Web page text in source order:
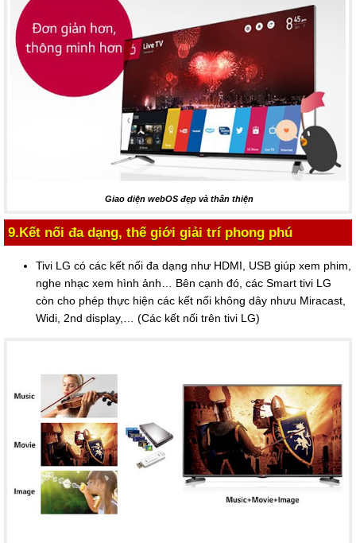
Giao diện webOS đẹp và thân thiện
9.Kết nối đa dạng, thế giới giải trí phong phú
Tivi LG có các kết nối đa dạng như HDMI, USB giúp xem phim,
nghe nhạc xem hình ảnh… Bên cạnh đó, các Smart tivi LG
còn cho phép thực hiện các kết nối không dây nhưu Miracast,
Widi, 2nd display,… (Các kết nối trên tivi LG)